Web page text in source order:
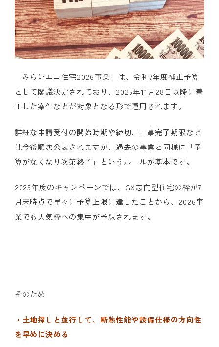
「みらいエコ住宅2026事業」は、令和7年度補正予算
として閣議決定されており、 2025年11 月 28 日以降に着
工した案件などが対象となる形で運用されます。
詳細な申請受付の開始時期や締切、工事完了期限など
は今後順次公表されますが、過去の事業と同様に「予
算がなくなり次第終了」というルールが基本です。​
2025年度のキャンペーンでは、 GX志向型住宅の枠が7
月末時点で早々に予算上限に達したことから、 2026事
業でも人気枠への集中が予想されます。
そのため
・土地探しと並行して、断熱性能や設備仕様の方向性
を早めに決める